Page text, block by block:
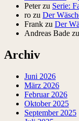
Peterzu Serie:
ro zu Der
Frank zu Der
Andreas Bade zu
Archiv
Juni 2026
März 2026
Februar 2026
Oktober 2025
September 2025